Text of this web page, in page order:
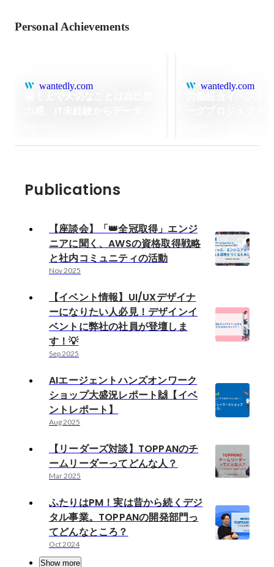
Personal Achievements
wantedly.com wantedly.com
Publications
【座談会】「👑全冠取得」エンジ
ニアに聞く、AWSの資格取得戦略
と社内コミュニティの活動
Nov 2025
【イベント情報】UI/UXデザイナ
ーになりたい人必見！デザインイ
ベントに弊社の社員が登壇しま
す！💡
Sep 2025
AIエージェントハンズオンワーク
ショップ大盛況レポート🙌【イベ
ントレポート】
Aug 2025
【リーダーズ対談】TOPPANのチ
ームリーダーってどんな人？
Mar 2025
ふたりはPM！実は昔から続くデジ
タル事業。TOPPANの開発部門っ
てどんなところ？
Oct 2024
Show more